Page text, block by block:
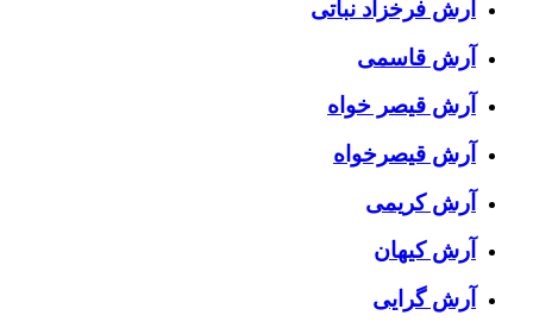
آرش فرخزاد نباتی
آرش قاسمی
آرش قیصر خواه
آرش قیصرخواه
آرش کریمی
آرش کیهان
آرش گرایی